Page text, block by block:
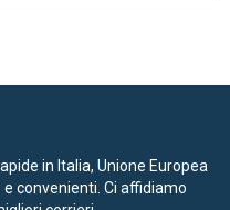
in Italia, Unione Europea
convenienti. Ci affidiamo